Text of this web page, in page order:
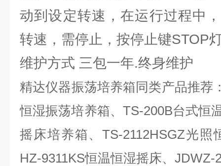
动到设定转速，在运行过程中
转速，需停止，按停止键STOP
维护方式 三包一年.终身维护
精达仪器振荡培养箱同类产品推荐
恒湿振荡培养箱、 TS-200B台式恒
摇床培养箱、TS-2112HSGZ光照
HZ-9311KS恒温恒湿摇床、 JDWZ-